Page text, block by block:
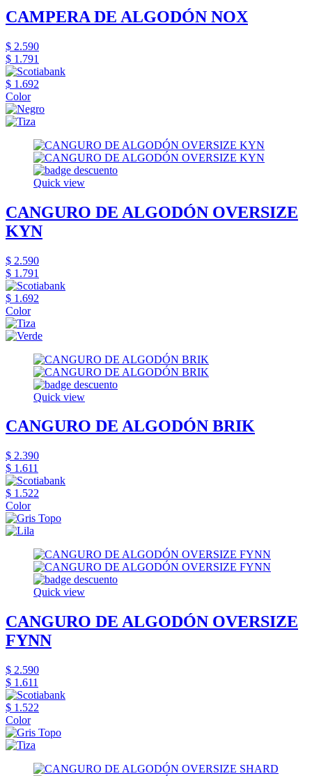
CAMPERA DE ALGODÓN NOX
$ 2.590
$ 1.791
$ 1.692
Color
Quick view
CANGURO DE ALGODÓN OVERSIZE
KYN
$ 2.590
$ 1.791
$ 1.692
Color
Quick view
CANGURO DE ALGODÓN BRIK
$ 2.390
$ 1.611
$ 1.522
Color
Quick view
CANGURO DE ALGODÓN OVERSIZE
FYNN
$ 2.590
$ 1.611
$ 1.522
Color